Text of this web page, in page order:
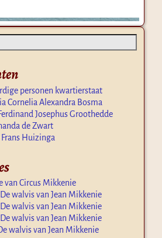
personen kwartierstaat
Cornelia Alexandra Bosma
Josephus Groothedde
de Zwart
Huizinga
van Circus Mikkenie
De walvis van Jean Mikkenie
De walvis van Jean Mikkenie
De walvis van Jean Mikkenie
walvis van Jean Mikkenie